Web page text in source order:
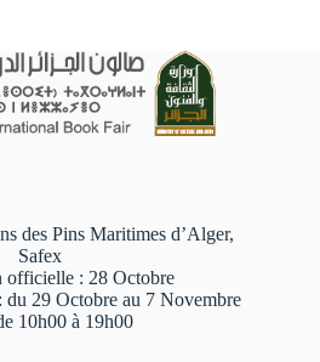
des Pins Maritimes d’Alger,
Safex
officielle : 28 Octobre
29 Octobre au 7 Novembre
10h00 à 19h00